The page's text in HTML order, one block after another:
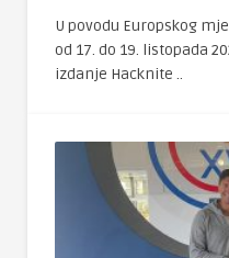
U povodu Europskog
od 17. do 19. listopada
izdanje Hacknite ..